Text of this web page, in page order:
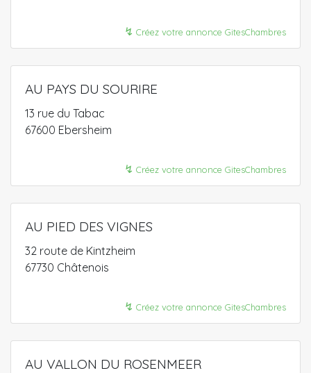
↯ Créez votre annonce GitesChambres
AU PAYS DU SOURIRE
13 rue du Tabac
67600 Ebersheim
↯ Créez votre annonce GitesChambres
AU PIED DES VIGNES
32 route de Kintzheim
67730 Châtenois
↯ Créez votre annonce GitesChambres
AU VALLON DU ROSENMEER